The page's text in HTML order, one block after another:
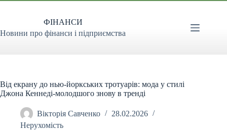
Перейти
ФІНАНСИ
Новини про фінанси і підприємства
Від екрану до нью-йоркських тротуарів: мода у стилі
Джона Кеннеді-молодшого знову в тренді
Вікторія Савченко
28.02.2026
Нерухомість